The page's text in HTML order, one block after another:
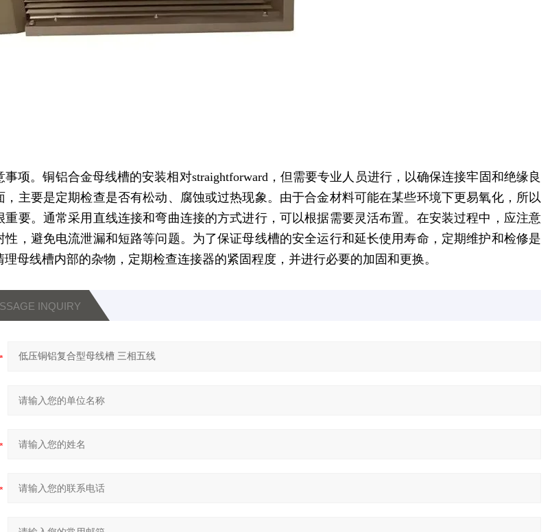
项。铜铝合金母线槽的安装相对straightforward，但需要专业人员进行，以确保连接牢固和绝缘良
，主要是定期检查是否有松动、腐蚀或过热现象。由于合金材料可能在某些环境下更易氧化，所以
重要。通常采用直线连接和弯曲连接的方式进行，可以根据需要灵活布置。在安装过程中，应注意
性，避免电流泄漏和短路等问题。为了保证母线槽的安全运行和延长使用寿命，定期维护和检修是
母线槽内部的杂物，定期检查连接器的紧固程度，并进行必要的加固和更换。
INQUIRY